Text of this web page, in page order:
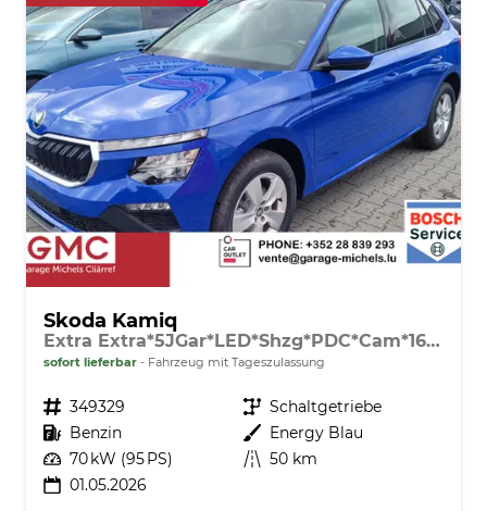
Skoda Kamiq
Extra Extra*5JGar*LED*Shzg*PDC*Cam*16Zoll*ACA*
sofort lieferbar Fahrzeug mit Tageszulassung
Fahrzeugnr. 349329 Getriebe Schaltgetriebe
Kraftstoff Benzin Außenfarbe Energy Blau
Leistung 70 kW (95 PS) Kilometerstand 50 km
01.05.2026